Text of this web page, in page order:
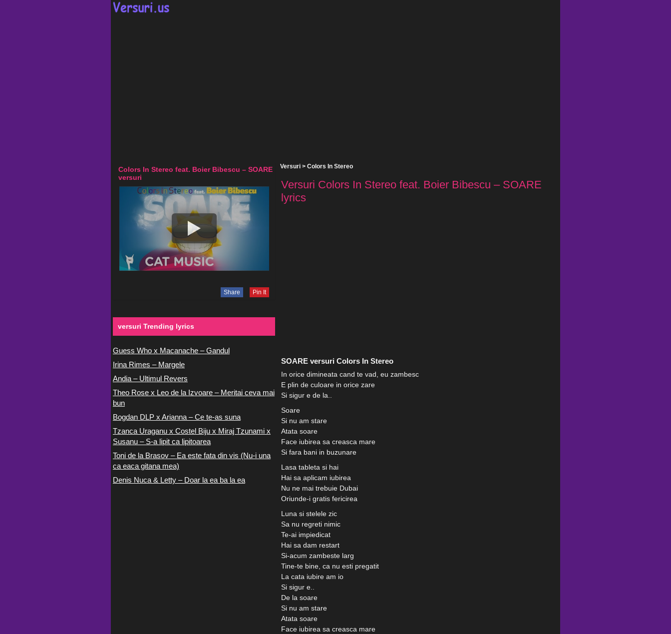
Versuri > Colors In Stereo
Versuri Colors In Stereo feat. Boier Bibescu – SOARE
lyrics
SOARE versuri Colors In Stereo
In orice dimineata cand te vad, eu zambesc
E plin de culoare in orice zare
Si sigur e de la..
Soare
Si nu am stare
Atata soare
Face iubirea sa creasca mare
Si fara bani in buzunare
Lasa tableta si hai
Hai sa aplicam iubirea
Nu ne mai trebuie Dubai
Oriunde-i gratis fericirea
Luna si stelele zic
Sa nu regreti nimic
Te-ai impiedicat
Hai sa dam restart
Si-acum zambeste larg
Tine-te bine, ca nu esti pregatit
La cata iubire am io
Si sigur e..
De la soare
Si nu am stare
Atata soare
Face iubirea sa creasca mare
Colors In Stereo feat. Boier Bibescu – SOARE
versuri
Share Pin It
versuri Trending lyrics
Guess Who x Macanache – Gandul
Irina Rimes – Margele
Andia – Ultimul Revers
Theo Rose x Leo de la Izvoare – Meritai ceva mai
bun
Bogdan DLP x Arianna – Ce te-as suna
Tzanca Uraganu x Costel Biju x Miraj Tzunami x
Susanu – S-a lipit ca lipitoarea
Toni de la Brasov – Ea este fata din vis (Nu-i una
ca eaca gitana mea)
Denis Nuca & Letty – Doar la ea ba la ea